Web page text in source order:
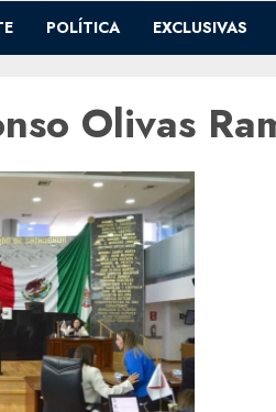
POLÍTICA EXCLUSIVAS
Olivas